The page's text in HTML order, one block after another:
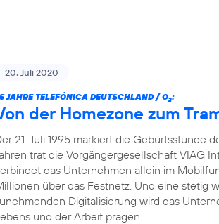
20. Juli 2020
JAHRE TELEFÓNICA DEUTSCHLAND / O2:
der Homezone zum
21. Juli 1995 markiert die Geburtsstunde
trat die Vorgängergesellschaft VIAG
das Unternehmen allein im
über das Festnetz. Und eine stetig
Digitalisierung wird das
und der Arbeit prägen.